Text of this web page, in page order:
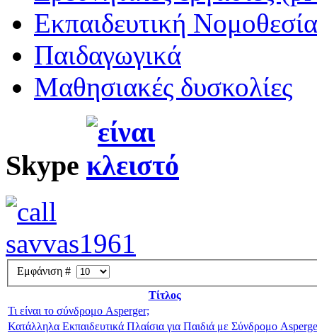
Εκπαιδευτική Νομοθεσία
Παιδαγωγικά
Μαθησιακές δυσκολίες
Skype
Εμφάνιση #
Τίτλος
Τι είναι το σύνδρομο Asperger;
Κατάλληλα Εκπαιδευτικά Πλαίσια για Παιδιά με Σύνδρομο